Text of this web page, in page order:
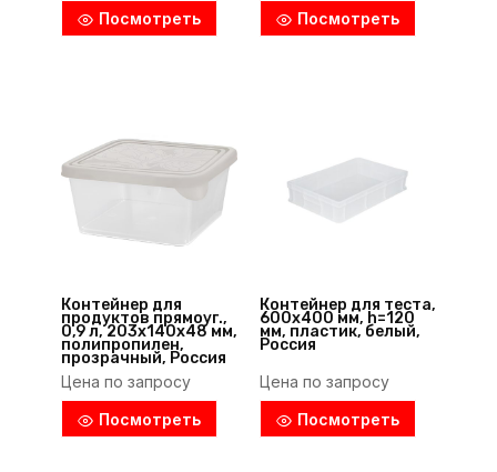
Посмотреть
Посмотреть
Контейнер для
продуктов прямоуг.,
0,9 л, 203х140х48 мм,
полипропилен,
прозрачный, Россия
Цена по запросу
Посмотреть
Контейнер для теста,
600х400 мм, h=120
мм, пластик, белый,
Россия
Цена по запросу
Посмотреть